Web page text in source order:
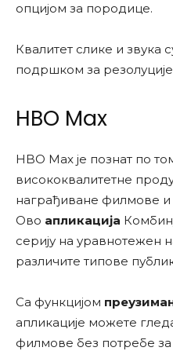
опцијом за породице.
Квалитет слике и звука
подршком за
HBO Max
HBO Max је познат по
висококвалитетне
награђиване филмове и
Ово апликација
серију на уравнотежен
различите типове
Са функцијом
апликације можете
филмове без потребе